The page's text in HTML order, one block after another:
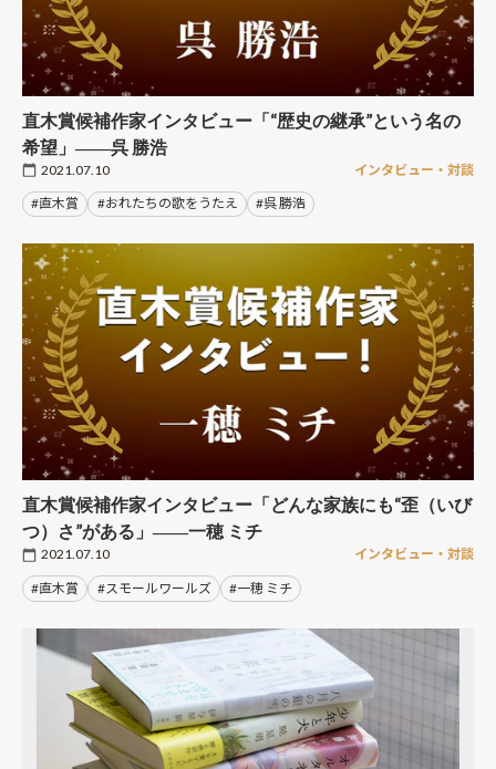
直木賞候補作家インタビュー「“歴史の継承”という名の
希望」――呉 勝浩
2021.07.10 インタビュー・対談
#直木賞 #おれたちの歌をうたえ #呉 勝浩
直木賞候補作家インタビュー「どんな家族にも“歪（いび
つ）さ”がある」――一穂 ミチ
2021.07.10 インタビュー・対談
#直木賞 #スモールワールズ #一穂 ミチ